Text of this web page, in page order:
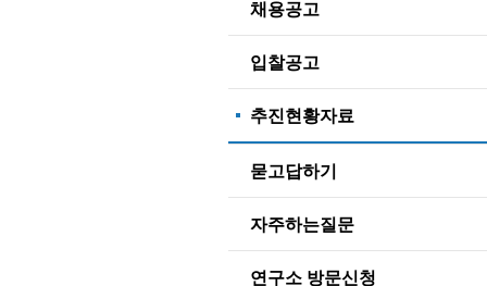
채용공고
입찰공고
추진현황자료
묻고답하기
자주하는질문
연구소 방문신청